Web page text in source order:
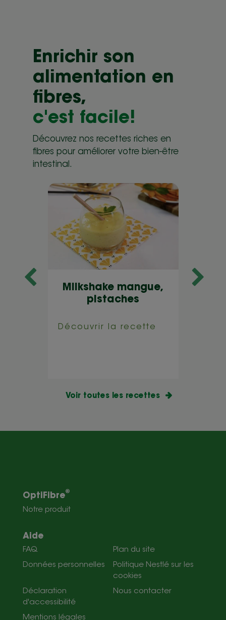
Enrichir son
alimentation en
fibres,
c'est facile!
Découvrez nos recettes riches en
fibres pour améliorer votre bien-être
intestinal.
Milkshake mangue,
pistaches
Découvrir la recette
Voir toutes les recettes
OptiFibre®
Notre produit
Aide
Nous contacter
FAQ Plan du site
Mentions légales
Données personnelles
Politique Nestlé sur les
cookies
Déclaration
d'accessibilité